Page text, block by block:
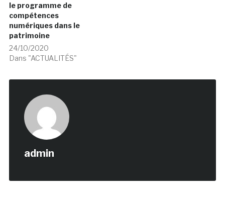
le programme de
compétences
numériques dans le
patrimoine
24/10/2020
Dans "ACTUALITÉS"
admin